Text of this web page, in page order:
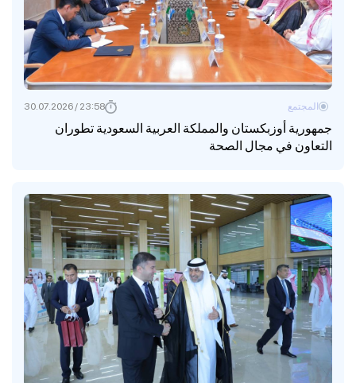
جمهورية أوزبكستان والمملكة العربية السعودية تطوران
التعاون في مجال الصحة
المجتمع 23:58 / 30.07.2026